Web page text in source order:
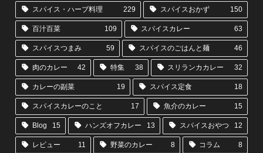
スパイス・ハーブ料理 229 スパイスおかず 150
百汁百菜 109 スパイスカレー 63
スパイスつまみ 59 スパイスのごはんと麺 46
肉のカレー 42 特集 38 スリランカカレー 32
カレーの副菜 19 スパイス定食 18
スパイスカレーのこと 17 魚介のカレー 15
Blog 15 ハンズオフカレー 13 スパイスおやつ 12
レビュー 11 野菜のカレー 8 コラム 8